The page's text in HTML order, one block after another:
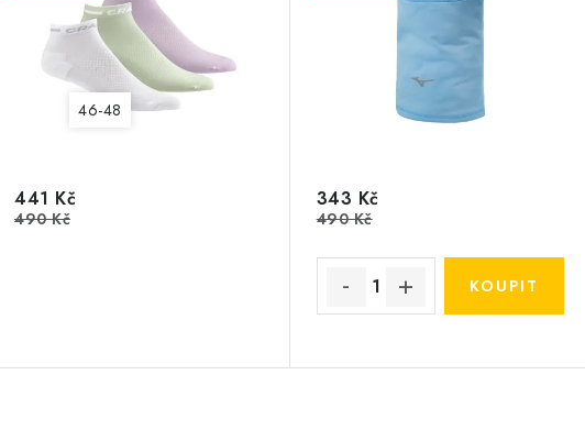
46-48
441 Kč
490 Kč
343 Kč
490 Kč